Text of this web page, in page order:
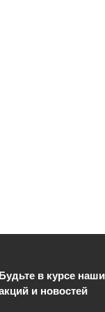
Будьте в курсе
и новостей